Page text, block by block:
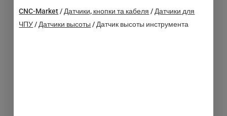
CNC-Market/ Датчики, кнопки та кабеля / Датчики для
ЧПУ/ Датчики высоты / Датчик высоты инструмента